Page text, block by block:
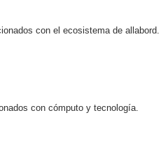
con el ecosistema de allabord.
con cómputo y tecnología.